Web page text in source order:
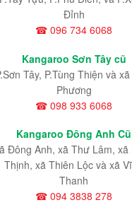
Đỉnh
☎ 096 734 6068
Kangaroo Sơn Tây cũ
Tây, P.Tùng Thiện và
Phương
☎ 098 933 6068
Kangaroo Đông Anh Cũ
Đông Anh, xã Thư Lâm, xã
Thịnh, xã Thiên Lộc và xã
Thanh
☎ 094 3838 278